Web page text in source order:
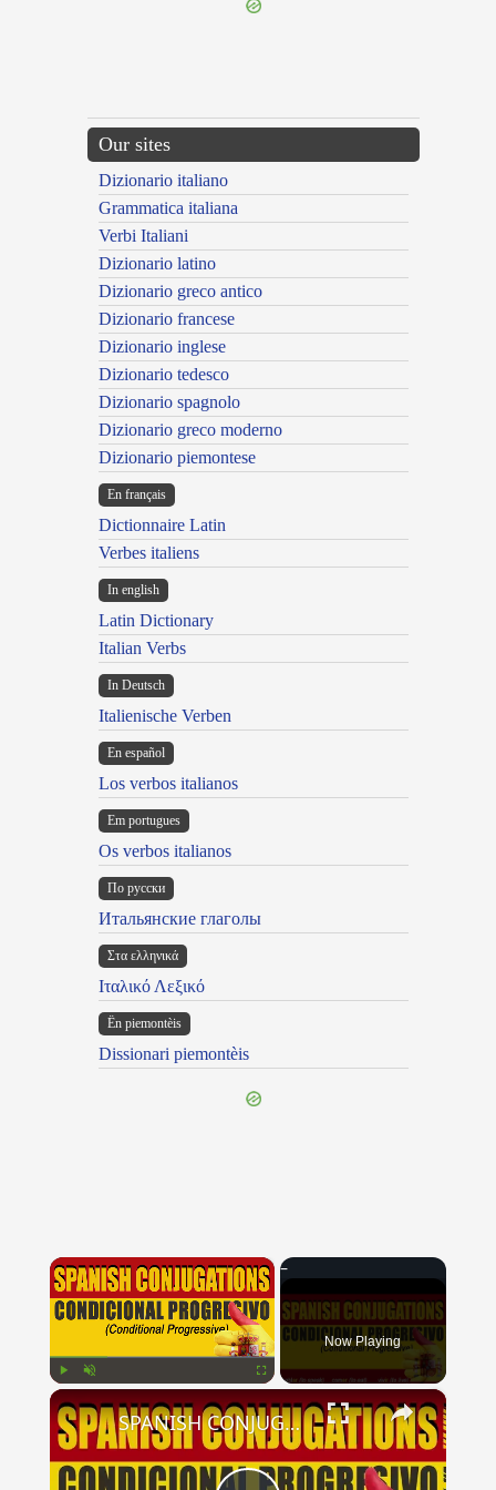
Our sites
Dizionario italiano
Grammatica italiana
Verbi Italiani
Dizionario latino
Dizionario greco antico
Dizionario francese
Dizionario inglese
Dizionario tedesco
Dizionario spagnolo
Dizionario greco moderno
Dizionario piemontese
En français
Dictionnaire Latin
Verbes italiens
In english
Latin Dictionary
Italian Verbs
In Deutsch
Italienische Verben
En español
Los verbos italianos
Em portugues
Os verbos italianos
По русски
Итальянские глаголы
Στα ελληνικά
Ιταλικό Λεξικό
Ën piemontèis
Dissionari piemontèis
×
Now Playing
×
SPANISH CONJUGATIONS: Conditional Progressive (Condicional Progresivo)